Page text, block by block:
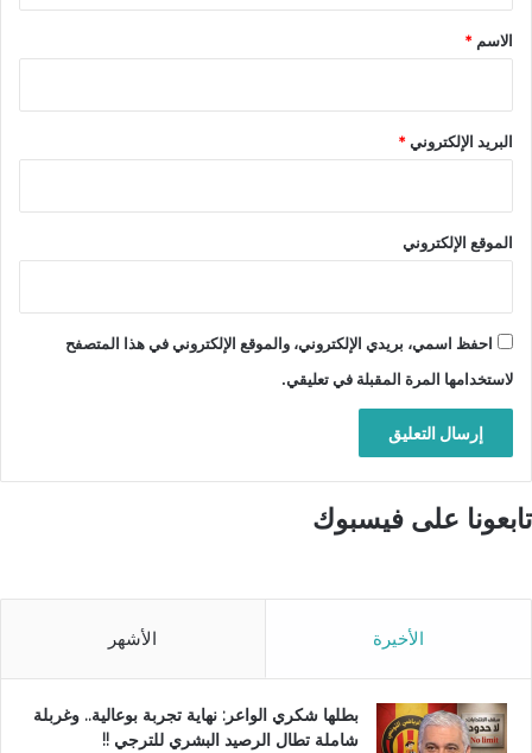
*
الاسم *
البريد الإلكتروني*
الموقع الإلكتروني
احفظ اسمي، بريدي الإلكتروني، والموقع الإلكتروني في هذا المتصفح
لاستخدامها المرة المقبلة في تعليقي.
تابعونا على فيسبوك
الأخيرة الأشهر
بطلها شكري الواعر: نهاية تجربة بوعالية.. وغربلة
شاملة تطال الرصيد البشري للترجي !!